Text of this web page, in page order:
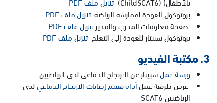
بروتوكول العودة لممارسة الرياضةتنزيل ملف PDF
صفحة معلومات المدرب والمديرتنزيل ملف PDF
بروتوكول سبيتار للعودة إلى التعلمتنزيل ملف PDF
3. مكتبة الفيديو
ورشة عملسبيتار عن الارتجاج الدماغي لدى الرياضيين
عرض طريقة عملأداة تقييم إصابات الارتجاج الدماغيلدى
الرياضيين SCAT6